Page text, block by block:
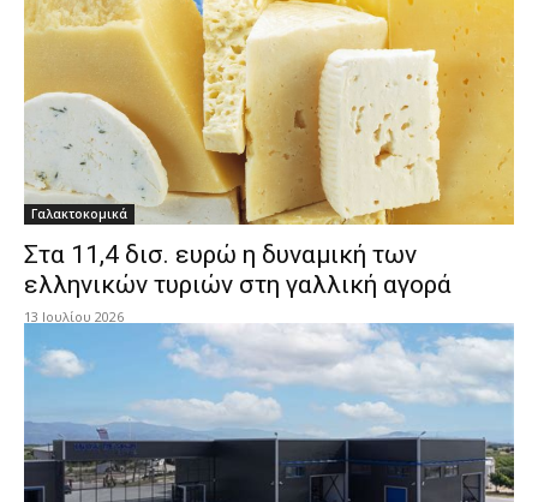
Γαλακτοκομικά
Στα 11,4 δισ. ευρώ η δυναμική των
ελληνικών τυριών στη γαλλική αγορά
13 Ιουλίου 2026